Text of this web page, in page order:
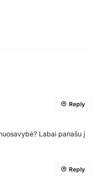
Labai panašu į
Reply
Reply